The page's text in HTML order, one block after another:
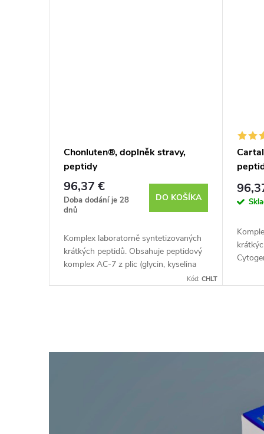
Chonluten®, doplněk stravy,
peptidy
96,37 €
Doba dodání je 28
dnů
DO KOŠÍKA
Komplex laboratorně syntetizovaných
krátkých peptidů. Obsahuje peptidový
komplex AC-7 z plic (glycin, kyselina
Kód:CHLT
kopii
v